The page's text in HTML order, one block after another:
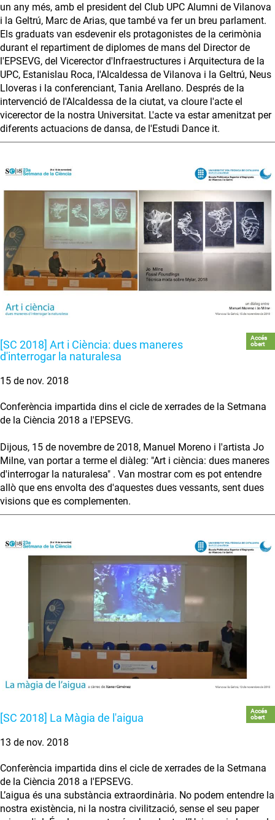
un any més, amb el president del Club UPC Alumni de Vilanova
i la Geltrú, Marc de Arias, que també va fer un breu parlament.
Els graduats van esdevenir els protagonistes de la cerimònia
durant el repartiment de diplomes de mans del Director de
l'EPSEVG, del Vicerector d'Infraestructures i Arquitectura de la
UPC, Estanislau Roca, l'Alcaldessa de Vilanova i la Geltrú, Neus
Lloveras i la conferenciant, Tania Arellano. Després de la
intervenció de l'Alcaldessa de la ciutat, va cloure l'acte el
vicerector de la nostra Universitat. L'acte va estar amenitzat per
diferents actuacions de dansa, de l'Estudi Dance it.
[SC 2018] Art i Ciència: dues maneres
d'interrogar la naturalesa
Accés
obert
15 de nov. 2018
Conferència impartida dins el cicle de xerrades de la Setmana
de la Ciència 2018 a l'EPSEVG.
Dijous, 15 de novembre de 2018, Manuel Moreno i l'artista Jo
Milne, van portar a terme el diàleg: "Art i ciència: dues maneres
d'interrogar la naturalesa" . Van mostrar com es pot entendre
allò que ens envolta des d'aquestes dues vessants, sent dues
visions que es complementen.
[SC 2018] La Màgia de l'aigua
Accés
obert
13 de nov. 2018
Conferència impartida dins el cicle de xerrades de la Setmana
de la Ciència 2018 a l'EPSEVG.
L’aigua és una substància extraordinària. No podem entendre la
nostra existència, ni la nostra civilització, sense el seu paper